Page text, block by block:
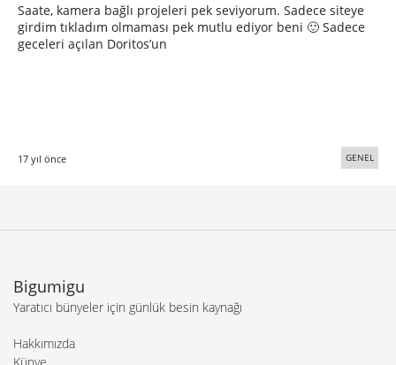
Saate, kamera bağlı projeleri pek seviyorum. Sadece siteye
girdim tıkladım olmaması pek mutlu ediyor beni 🙂 Sadece
geceleri açılan Doritos’un
17 yıl önce GENEL
Bigumigu
Yaratıcı bünyeler için günlük besin kaynağı
Hakkımızda
Künye